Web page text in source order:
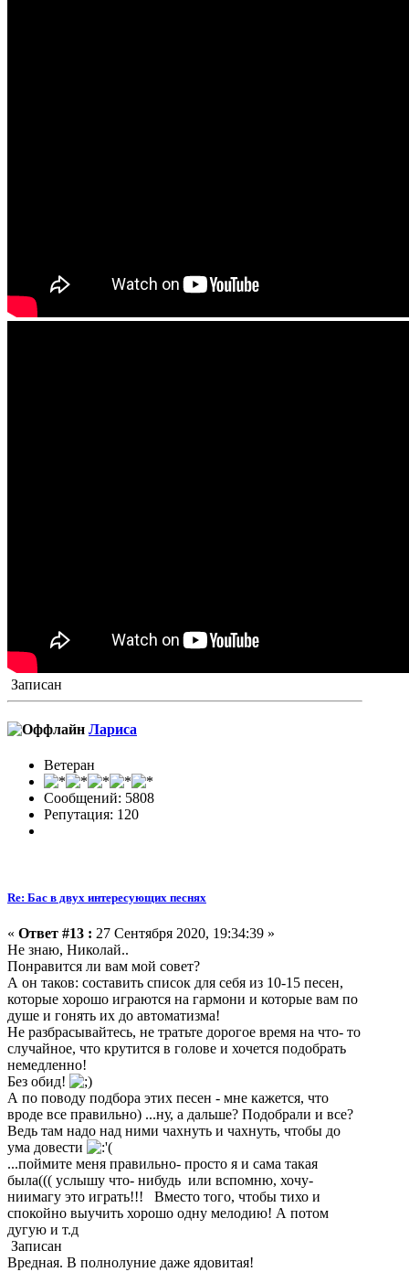
Записан
Лариса
Ветеран
Сообщений: 5808
Репутация: 120
Re: Бас в двух интересующих песнях
« Ответ #13 : 27 Сентября 2020, 19:34:39 »
Не знаю, Николай..
Понравится ли вам мой совет?
А он таков: составить список для себя из 10-15 песен,
которые хорошо играются на гармони и которые вам по
душе и гонять их до автоматизма!
Не разбрасывайтесь, не тратьте дорогое время на что- то
случайное, что крутится в голове и хочется подобрать
немедленно!
Без обид!
А по поводу подбора этих песен - мне кажется, что
вроде все правильно) ...ну, а дальше? Подобрали и все?
Ведь там надо над ними чахнуть и чахнуть, чтобы до
ума довести
...поймите меня правильно- просто я и сама такая
была((( услышу что- нибудь или вспомню, хочу-
ниимагу это играть!!! Вместо того, чтобы тихо и
спокойно выучить хорошо одну мелодию! А потом
дугую и т.д
Записан
Вредная. В полнолуние даже ядовитая!